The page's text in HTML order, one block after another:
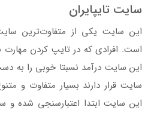
سایت تایپایران
این سایت یکی از متفاوت‌ترین
است. افرادی که در تایپ کردن مهارت
این سایت درآمد نسبتا خوبی را به
سایت قرار دارند بسیار متفاوت و
این سایت ابتدا اعتبارسنجی شده